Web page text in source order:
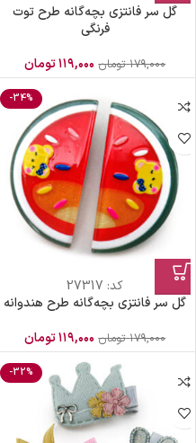
گل سر فانتزی بچه‌گانه طرح توت
فرنگی
۱۷۹,۰۰۰ تومان ۱۱۹,۰۰۰تومان
-34%
کد: 27317
گل سر فانتزی بچه‌گانه طرح هندوانه
۱۷۹,۰۰۰ تومان ۱۱۹,۰۰۰تومان
-32%